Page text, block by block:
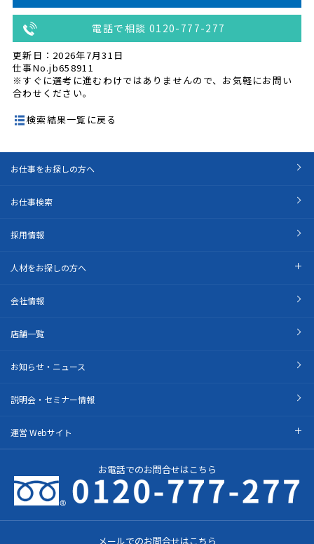
電話で相談 0120-777-277
更新日：2026年7月31日
仕事No.jb658911
※すぐに選考に進むわけではありませんので、お気軽にお問い
合わせください。
検索結果一覧に戻る
お仕事をお探しの方へ
お仕事検索
採用情報
人材をお探しの方へ
会社情報
店舗一覧
お知らせ・ニュース
説明会・セミナー情報
運営 Webサイト
お電話でのお問合せはこちら
メールでのお問合せはこちら